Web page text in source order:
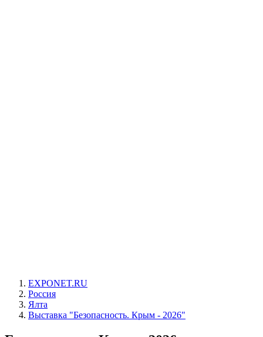
EXPONET.RU
Россия
Ялта
Выставка "Безопасность. Крым - 2026"